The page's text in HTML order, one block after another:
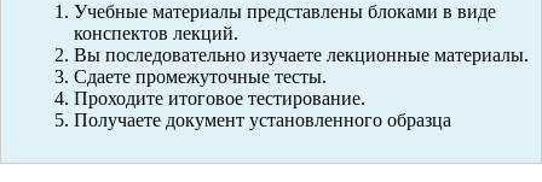
Учебные материалы представлены блоками в виде
конспектов лекций.
Вы последовательно изучаете лекционные материалы.
Сдаете промежуточные тесты.
Проходите итоговое тестирование.
Получаете документ установленного образца